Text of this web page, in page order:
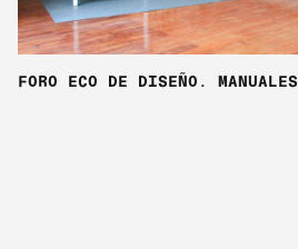
FORO ECO DE DISEÑO. MANUALES